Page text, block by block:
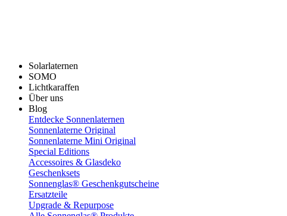
Solarlaternen
SOMO
Lichtkaraffen
Über uns
Blog
Entdecke Sonnenlaternen
Sonnenlaterne Original
Sonnenlaterne Mini Original
Special Editions
Accessoires & Glasdeko
Geschenksets
Sonnenglas® Geschenkgutscheine
Ersatzteile
Upgrade & Repurpose